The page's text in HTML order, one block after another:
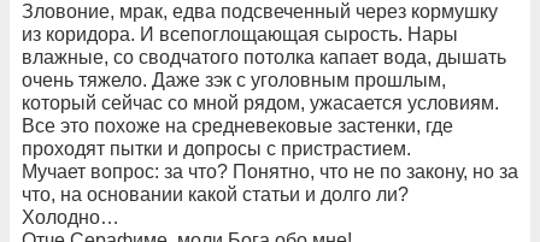
Зловоние, мрак, едва подсвеченный через кормушку
из коридора. И всепоглощающая сырость. Нары
влажные, со сводчатого потолка капает вода, дышать
очень тяжело. Даже зэк с уголовным прошлым,
который сейчас со мной рядом, ужасается условиям.
Все это похоже на средневековые застенки, где
проходят пытки и допросы с пристрастием.
Мучает вопрос: за что? Понятно, что не по закону, но за
что, на основании какой статьи и долго ли?
Холодно…